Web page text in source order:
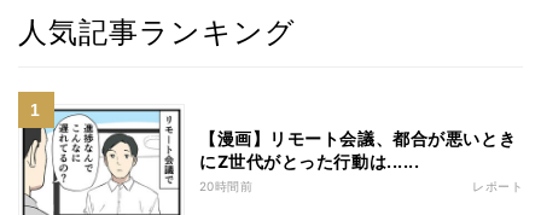
人気記事ランキング
【漫画】リモート会議、都合が悪いとき
にZ世代がとった行動は......
20時間前 レポート